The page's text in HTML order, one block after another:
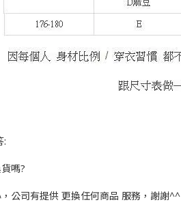
:
嗎?
公司有提供 更換任何商品 服務，謝謝^^